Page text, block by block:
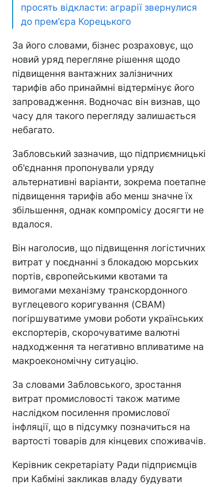
просять відкласти: аграрії звернулися
до прем'єра Корецького
За його словами, бізнес розраховує, що
новий уряд перегляне рішення щодо
підвищення вантажних залізничних
тарифів або принаймні відтермінує його
запровадження. Водночас він визнав, що
часу для такого перегляду залишається
небагато.
Забловський зазначив, що підприємницькі
об'єднання пропонували уряду
альтернативні варіанти, зокрема поетапне
підвищення тарифів або менш значне їх
збільшення, однак компромісу досягти не
вдалося.
Він наголосив, що підвищення логістичних
витрат у поєднанні з блокадою морських
портів, європейськими квотами та
вимогами механізму транскордонного
вуглецевого коригування (CBAM)
погіршуватиме умови роботи українських
експортерів, скорочуватиме валютні
надходження та негативно впливатиме на
макроекономічну ситуацію.
За словами Забловського, зростання
витрат промисловості також матиме
наслідком посилення промислової
інфляції, що в підсумку позначиться на
вартості товарів для кінцевих споживачів.
Керівник секретаріату Ради підприємців
при Кабміні закликав владу будувати